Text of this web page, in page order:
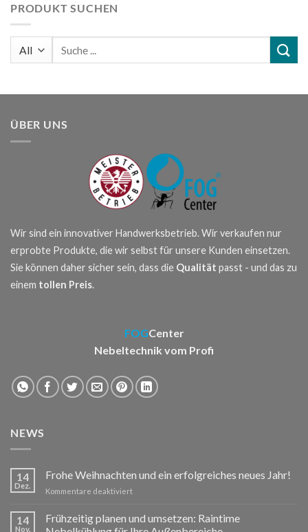
PRODUKT SUCHEN
ÜBER UNS
Wir sind ein innovativer Handwerksbetrieb. Wir verkaufen nur
erprobte Produkte, die wir selbst für unsere Kunden einsetzen.
Sie können daher sicher sein, dass die Qualität passt - und das zu
einem tollen Preis.
FOGCenter
Nebeltechnik vom Profi
NEWS
14
Dez.
Frohe Weihnachten und ein erfolgreiches neues Jahr!
Kommentare deaktiviertfür
Weihnachten
14
Nov.
Frühzeitig planen und umsetzen: Raintime